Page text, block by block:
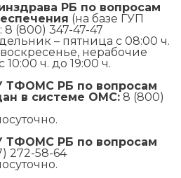
РБ по вопросам
(на базе ГУП
(800) 347-47-47
– пятница с 08:00 ч.
воскресенье, нерабочие
ч. до 19:00 ч.
ТФОМС РБ по вопросам
в системе ОМС: 8 (800)
ТФОМС РБ по вопросам
272-58-64